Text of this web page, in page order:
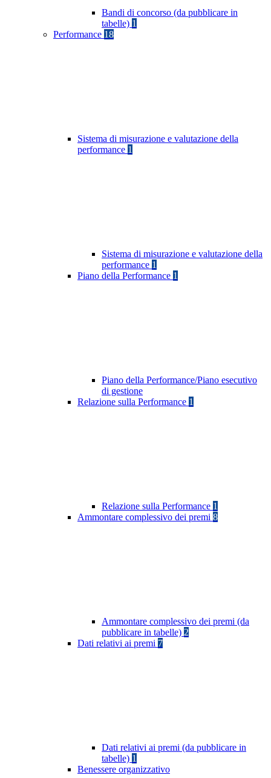
Bandi di concorso (da pubblicare in
tabelle) 1
Performance 18
Sistema di misurazione e valutazione della
performance 1
Sistema di misurazione e valutazione della
performance 1
Piano della Performance 1
Piano della Performance/Piano esecutivo
di gestione
Relazione sulla Performance 1
Relazione sulla Performance 1
Ammontare complessivo dei premi 8
Ammontare complessivo dei premi (da
pubblicare in tabelle) 2
Dati relativi ai premi 7
Dati relativi ai premi (da pubblicare in
tabelle) 1
Benessere organizzativo